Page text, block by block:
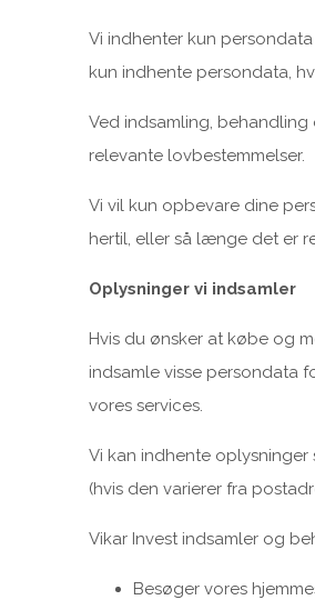
Vi indhenter kun
kun indhente persondata,
Ved indsamling,
relevante lovbestemmelser.
Vi vil kun opbevare dine
hertil, eller så længe det er
Oplysninger vi indsamler
Hvis du ønsker at købe og
indsamle visse persondata
vores services.
Vi kan indhente oplysninger
(hvis den varierer fra
Vikar Invest indsamler og
Besøger vores